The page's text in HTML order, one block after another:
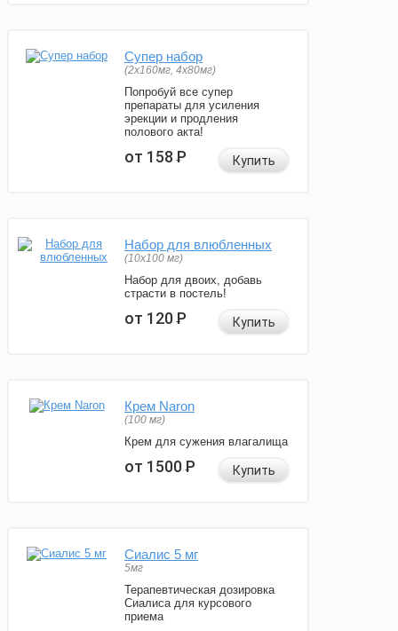
Супер набор
(2х160мг, 4х80мг)
Попробуй все супер
препараты для усиления
эрекции и продления
полового акта!
от 158Р Купить
Набор для влюбленных
(10х100 мг)
Набор для двоих, добавь
страсти в постель!
от 120Р Купить
Крем Naron
(100 мг)
Крем для сужения влагалища
от 1500Р Купить
Сиалис 5 мг
5мг
Терапевтическая дозировка
Сиалиса для курсового
приема